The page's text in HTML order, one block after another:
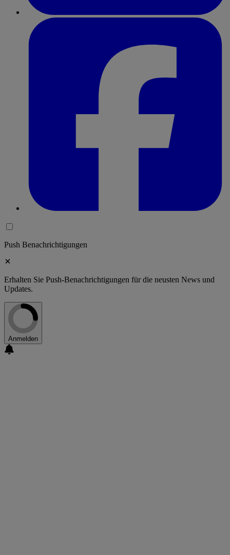
Push Benachrichtigungen
Erhalten Sie Push-Benachrichtigungen für die neusten News und
Updates.
Anmelden